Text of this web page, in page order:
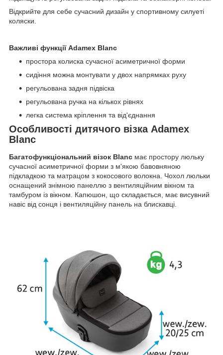
Відкрийте для себе сучасний дизайн у спортивному силуеті
коляски.
Важливі функції Adamex Blanc
простора колиска сучасної асиметричної форми
сидіння можна монтувати у двох напрямках руху
регульована задня підвіска
регульована ручка на кількох рівнях
легка система кріплення та від'єднання
Особливості дитячого візка Adamex
Blanc
Багатофункціональний візок Blanc має простору люльку
сучасної асиметричної форми з м'якою бавовняною
підкладкою та матрацом з кокосового волокна. Чохол люльки
оснащений знімною панеллю з вентиляційним вікном та
тамбуром із вікном. Капюшон, що складається, має висувний
навіс від сонця і вентиляційну панель на блискавці.